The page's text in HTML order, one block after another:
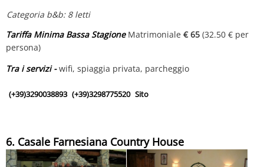
Categoria b&b: 8 letti
Tariffa Minima Bassa StagioneMatrimoniale € 65 (32.50 € per
persona)
Tra i servizi -wifi, spiaggia privata, parcheggio
(+39)3290038893 (+39)3298775520 Sito
6. Casale Farnesiana Country House